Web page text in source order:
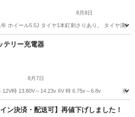
8月8日
ホイール5.5J タイヤ1本釘刺さりあり。 タイヤ溝
タイヤ、ホイール
テリー充電器
8月7日
12V時 13.80V～14.23v 6V 時 6.75v～6.8v 画像
ンス用品 充電器
イン決済・配送可】再値下げしました！